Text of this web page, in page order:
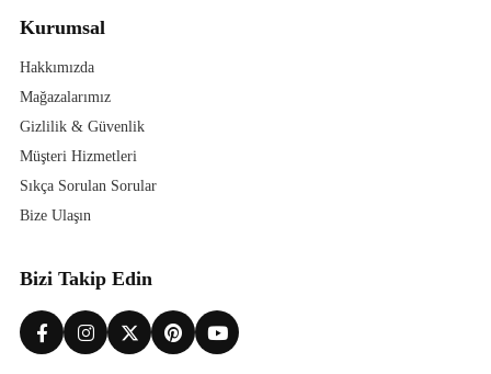
Kurumsal
Hakkımızda
Mağazalarımız
Gizlilik & Güvenlik
Müşteri Hizmetleri
Sıkça Sorulan Sorular
Bize Ulaşın
Bizi Takip Edin